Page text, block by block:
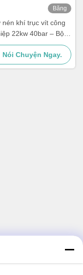
Băng
nén khí trục vít công
22kw 40bar – Bộ
khí nén áp suất cao
Nói Chuyện Ngay.